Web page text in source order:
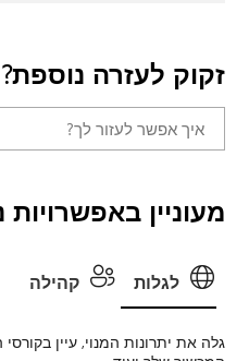
זקוק לעזרה נוספת?
מעוניין באפשרויות
לגלות קהילה
גלה את יתרונות המנוי, עיין